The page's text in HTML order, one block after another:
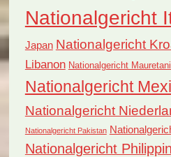
Nationalgericht
Japan Nationalgericht
Libanon Nationalgericht
Nationalgericht
Nationalgericht
Nationalgericht Pakistan
Nationalgericht